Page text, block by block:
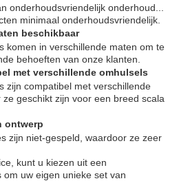
onderhoudsvriendelijk onderhoud...
minimaal onderhoudsvriendelijk.
beschikbaar
komen in verschillende maten om te
behoeften van onze klanten.
met verschillende omhulsels
zijn compatibel met verschillende
geschikt zijn voor een breed scala
ontwerp
zijn niet-gespeld, waardoor ze zeer
kunt u kiezen uit een
uw eigen unieke set van